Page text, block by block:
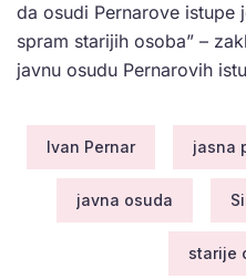
da osudi Pernarove istupe
spram starijih osoba” –
javnu osudu Pernarovih
Ivan Pernar jasna
javna osuda
starije